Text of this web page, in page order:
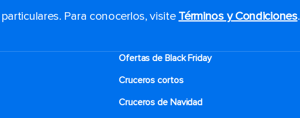
Para conocerlos, visite Términos y Condiciones.
Ofertas de Black Friday
Cruceros cortos
Cruceros de Navidad